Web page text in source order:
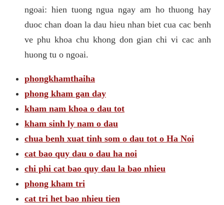
ngoai: hien tuong ngua ngay am ho thuong hay
duoc chan doan la dau hieu nhan biet cua cac benh
ve phu khoa chu khong don gian chi vi cac anh
huong tu o ngoai.
phongkhamthaiha
phong kham gan day
kham nam khoa o dau tot
kham sinh ly nam o dau
chua benh xuat tinh som o dau tot o Ha Noi
cat bao quy dau o dau ha noi
chi phi cat bao quy dau la bao nhieu
phong kham tri
cat tri het bao nhieu tien